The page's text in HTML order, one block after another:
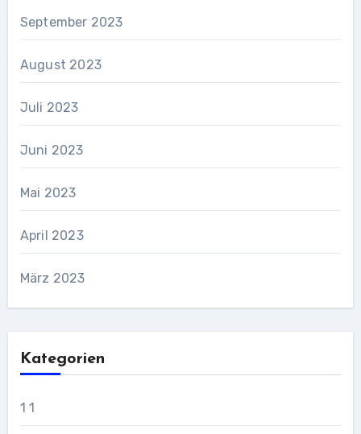
September 2023
August 2023
Juli 2023
Juni 2023
Mai 2023
April 2023
März 2023
Kategorien
1 1